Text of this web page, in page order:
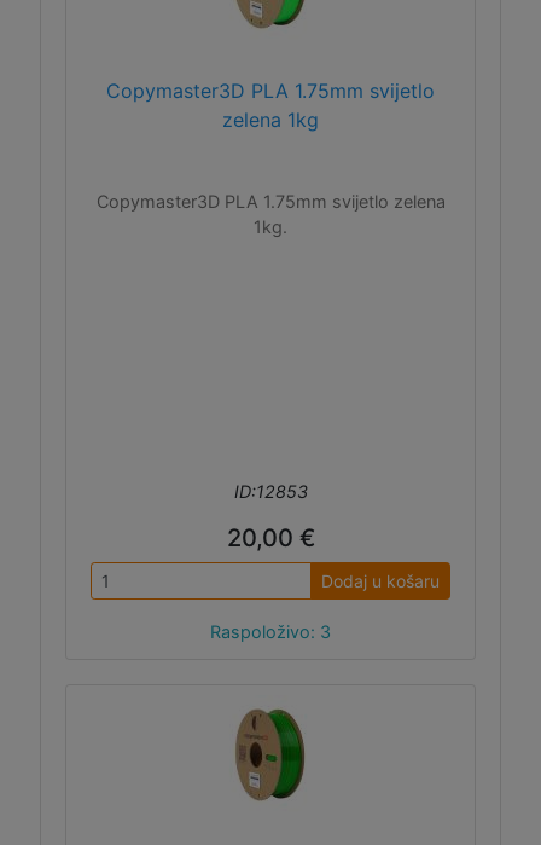
Copymaster3D PLA 1.75mm svijetlo
zelena 1kg
Copymaster3D PLA 1.75mm svijetlo zelena
1kg.
ID:12853
20,00 €
Dodaj u košaru
Raspoloživo: 3